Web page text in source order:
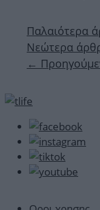
Παλαιότερα
Νεώτερα
←